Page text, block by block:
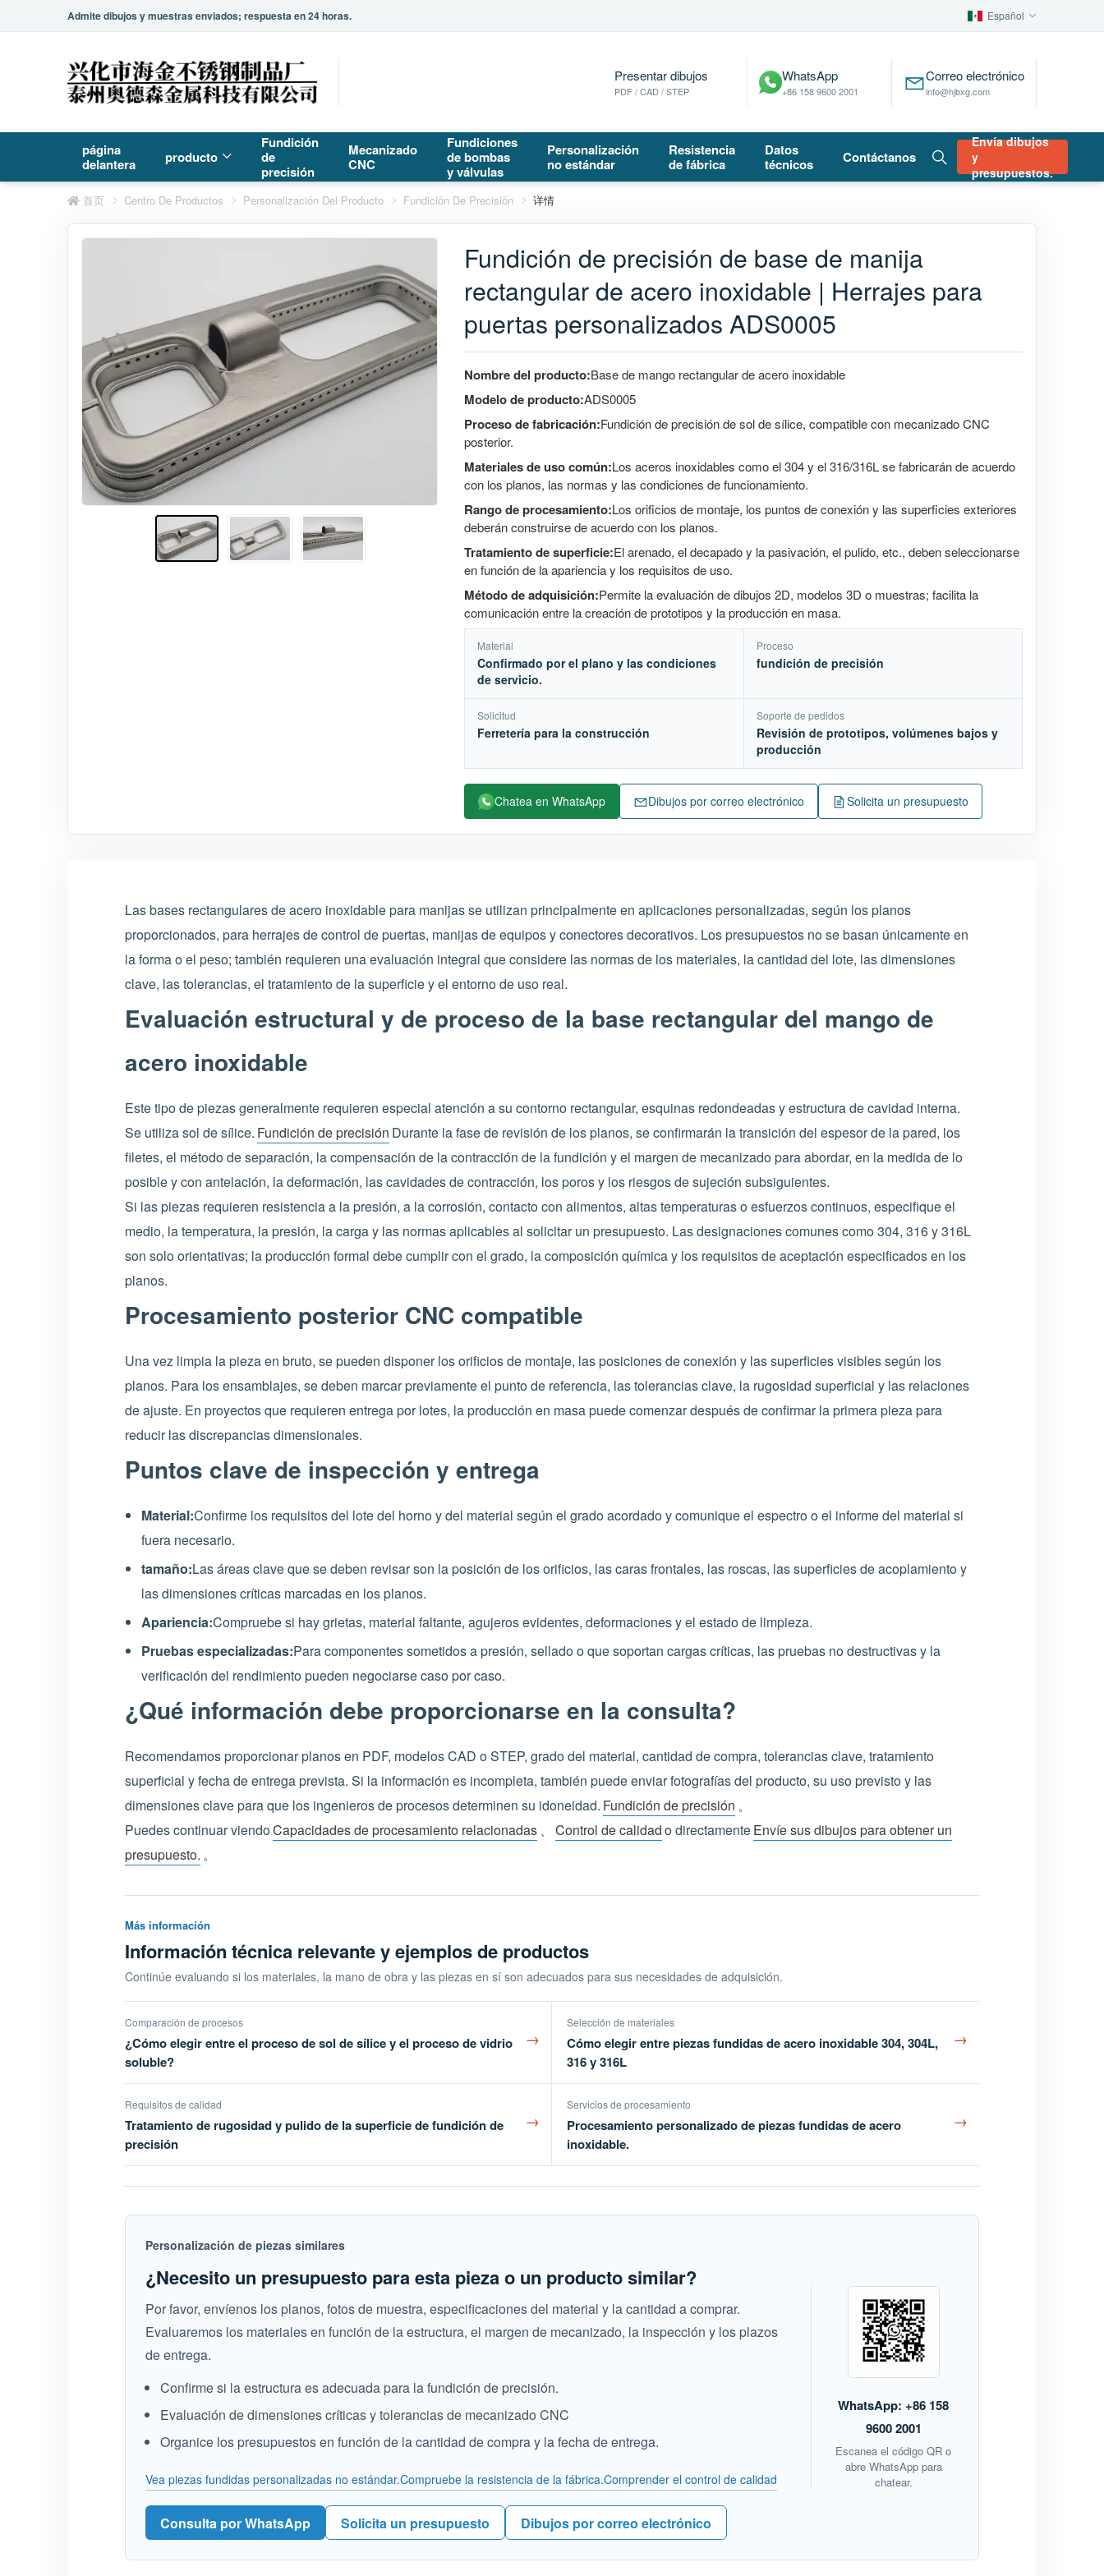
Admite dibujos y muestras enviados; respuesta en 24 horas. Español
Presentar dibujos
PDF / CAD / STEP
WhatsApp
+86 158 9600 2001
Correo electrónico
info@hjbxg.com
página
delantera
producto
Fundición
de
precisión
Mecanizado
CNC
Fundiciones
de bombas
y válvulas
Personalización
no estándar
Resistencia
de fábrica
Datos
técnicos
Contáctanos
Envía dibujos
y
presupuestos.
首页 Centro De Productos Personalización Del Producto Fundición De Precisión 详情
Fundición de precisión de base de manija
rectangular de acero inoxidable | Herrajes para
puertas personalizados ADS0005
Nombre del producto:Base de mango rectangular de acero inoxidable
Modelo de producto:ADS0005
Proceso de fabricación:Fundición de precisión de sol de sílice, compatible con mecanizado CNC
posterior.
Materiales de uso común:Los aceros inoxidables como el 304 y el 316/316L se fabricarán de acuerdo
con los planos, las normas y las condiciones de funcionamiento.
Rango de procesamiento:Los orificios de montaje, los puntos de conexión y las superficies exteriores
deberán construirse de acuerdo con los planos.
Tratamiento de superficie:El arenado, el decapado y la pasivación, el pulido, etc., deben seleccionarse
en función de la apariencia y los requisitos de uso.
Método de adquisición:Permite la evaluación de dibujos 2D, modelos 3D o muestras; facilita la
comunicación entre la creación de prototipos y la producción en masa.
Material
Confirmado por el plano y las condiciones
de servicio.
Proceso
fundición de precisión
Solicitud
Ferretería para la construcción
Soporte de pedidos
Revisión de prototipos, volúmenes bajos y
producción
Chatea en WhatsApp Dibujos por correo electrónico Solicita un presupuesto
Las bases rectangulares de acero inoxidable para manijas se utilizan principalmente en aplicaciones personalizadas, según los planos
proporcionados, para herrajes de control de puertas, manijas de equipos y conectores decorativos. Los presupuestos no se basan únicamente en
la forma o el peso; también requieren una evaluación integral que considere las normas de los materiales, la cantidad del lote, las dimensiones
clave, las tolerancias, el tratamiento de la superficie y el entorno de uso real.
Evaluación estructural y de proceso de la base rectangular del mango de
acero inoxidable
Este tipo de piezas generalmente requieren especial atención a su contorno rectangular, esquinas redondeadas y estructura de cavidad interna.
Se utiliza sol de sílice. Fundición de precisión Durante la fase de revisión de los planos, se confirmarán la transición del espesor de la pared, los
filetes, el método de separación, la compensación de la contracción de la fundición y el margen de mecanizado para abordar, en la medida de lo
posible y con antelación, la deformación, las cavidades de contracción, los poros y los riesgos de sujeción subsiguientes.
Si las piezas requieren resistencia a la presión, a la corrosión, contacto con alimentos, altas temperaturas o esfuerzos continuos, especifique el
medio, la temperatura, la presión, la carga y las normas aplicables al solicitar un presupuesto. Las designaciones comunes como 304, 316 y 316L
son solo orientativas; la producción formal debe cumplir con el grado, la composición química y los requisitos de aceptación especificados en los
planos.
Procesamiento posterior CNC compatible
Una vez limpia la pieza en bruto, se pueden disponer los orificios de montaje, las posiciones de conexión y las superficies visibles según los
planos. Para los ensamblajes, se deben marcar previamente el punto de referencia, las tolerancias clave, la rugosidad superficial y las relaciones
de ajuste. En proyectos que requieren entrega por lotes, la producción en masa puede comenzar después de confirmar la primera pieza para
reducir las discrepancias dimensionales.
Puntos clave de inspección y entrega
Material:Confirme los requisitos del lote del horno y del material según el grado acordado y comunique el espectro o el informe del material si
fuera necesario.
tamaño:Las áreas clave que se deben revisar son la posición de los orificios, las caras frontales, las roscas, las superficies de acoplamiento y
las dimensiones críticas marcadas en los planos.
Apariencia:Compruebe si hay grietas, material faltante, agujeros evidentes, deformaciones y el estado de limpieza.
Pruebas especializadas:Para componentes sometidos a presión, sellado o que soportan cargas críticas, las pruebas no destructivas y la
verificación del rendimiento pueden negociarse caso por caso.
¿Qué información debe proporcionarse en la consulta?
Recomendamos proporcionar planos en PDF, modelos CAD o STEP, grado del material, cantidad de compra, tolerancias clave, tratamiento
superficial y fecha de entrega prevista. Si la información es incompleta, también puede enviar fotografías del producto, su uso previsto y las
dimensiones clave para que los ingenieros de procesos determinen su idoneidad. Fundición de precisión 。
Puedes continuar viendoCapacidades de procesamiento relacionadas 、 Control de calidado directamenteEnvíe sus dibujos para obtener un
presupuesto. 。
Más información
Información técnica relevante y ejemplos de productos
Continúe evaluando si los materiales, la mano de obra y las piezas en sí son adecuados para sus necesidades de adquisición.
Comparación de procesos
¿Cómo elegir entre el proceso de sol de sílice y el proceso de vidrio
soluble?
→
Selección de materiales
Cómo elegir entre piezas fundidas de acero inoxidable 304, 304L,
316 y 316L
→
Requisitos de calidad
Tratamiento de rugosidad y pulido de la superficie de fundición de
precisión
→
Servicios de procesamiento
Procesamiento personalizado de piezas fundidas de acero
inoxidable.
→
Personalización de piezas similares
¿Necesito un presupuesto para esta pieza o un producto similar?
Por favor, envíenos los planos, fotos de muestra, especificaciones del material y la cantidad a comprar.
Evaluaremos los materiales en función de la estructura, el margen de mecanizado, la inspección y los plazos
de entrega.
Confirme si la estructura es adecuada para la fundición de precisión.
Evaluación de dimensiones críticas y tolerancias de mecanizado CNC
Organice los presupuestos en función de la cantidad de compra y la fecha de entrega.
Vea piezas fundidas personalizadas no estándar.Compruebe la resistencia de la fábrica.Comprender el control de calidad
Consulta por WhatsApp Solicita un presupuesto Dibujos por correo electrónico
WhatsApp: +86 158
9600 2001
Escanea el código QR o
abre WhatsApp para
chatear.